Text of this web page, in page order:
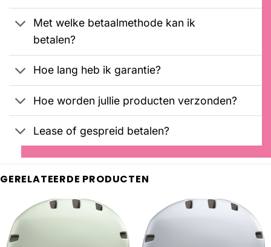
Met welke betaalmethode kan ik
betalen?
Hoe lang heb ik garantie?
Hoe worden jullie producten verzonden?
Lease of gespreid betalen?
GERELATEERDE PRODUCTEN